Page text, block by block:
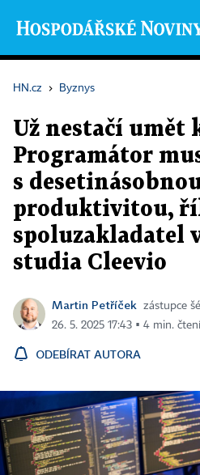
HN.cz › Byznys
Už nestačí umět
Programátor
s
produktivitou,
spoluzakladatel
studia Cleevio
Martin Petříček
zástupce
26. 5. 2025 17:43 ▪ 4 min. čtení
ODEBÍRAT AUTORA